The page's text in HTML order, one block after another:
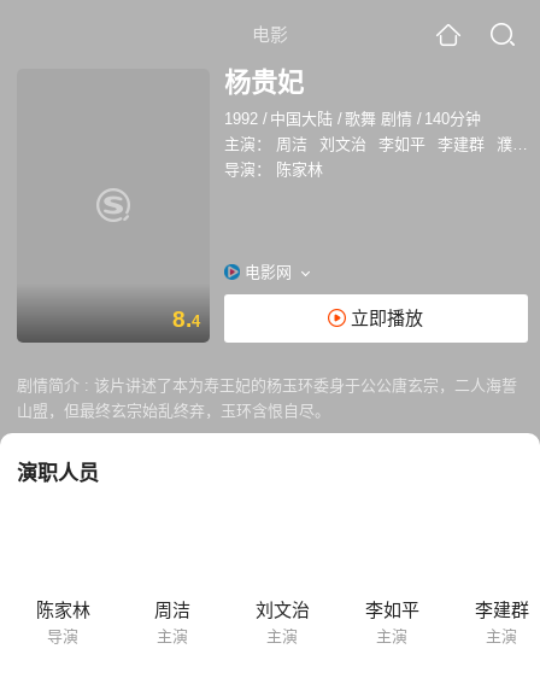
电影
8.4
杨贵妃
1992 / 中国大陆 /歌舞 剧情 / 140分钟
主演：
周洁 刘文治 李如平 李建群
濮存昕
导演：
陈家林
电影网
立即播放
剧情简介 : 该片讲述了本为寿王妃的杨玉环委身于公公唐玄宗，二人海誓
山盟，但最终玄宗始乱终弃，玉环含恨自尽。
演职人员
陈家林
导演
周洁
主演
刘文治
主演
李如平
主演
李建群
主演